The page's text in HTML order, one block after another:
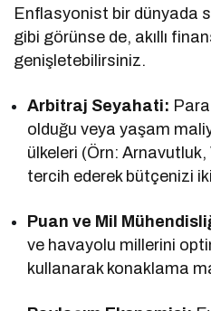
Enflasyonist bir dünyada
gibi görünse de, akıllı
genişletebilirsiniz.
Arbitraj Seyahati:
olduğu veya yaşam
ülkeleri (Örn:
tercih ederek bütçenizi iki
Puan ve Mil
ve havayolu millerini
kullanarak konaklama